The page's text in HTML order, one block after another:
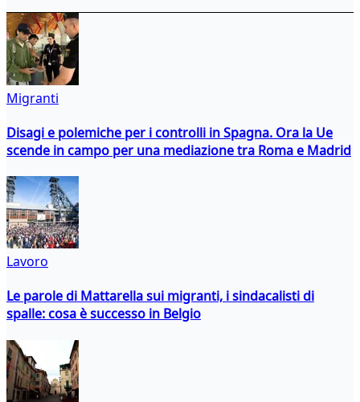
Migranti
Disagi e polemiche per i controlli in Spagna. Ora la Ue
scende in campo per una mediazione tra Roma e Madrid
Lavoro
Le parole di Mattarella sui migranti, i sindacalisti di
spalle: cosa è successo in Belgio